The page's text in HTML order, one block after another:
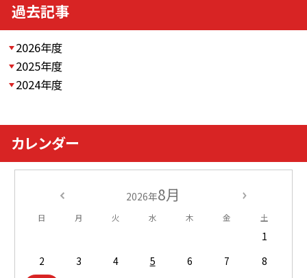
過去記事
2026年度
2025年度
2024年度
カレンダー
2026年8月
日 月 火 水 木 金 土
1
2
3 4 5 6 7
8